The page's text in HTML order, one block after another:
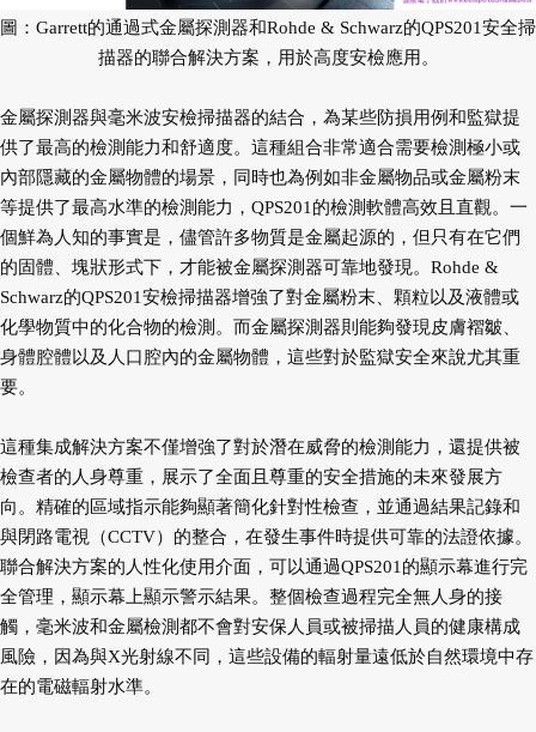
圖：Garrett的通過式金屬探測器和Rohde & Schwarz的QPS201安全掃
描器的聯合解決方案，用於高度安檢應用。
金屬探測器與毫米波安檢掃描器的結合，為某些防損用例和監獄提
供了最高的檢測能力和舒適度。這種組合非常適合需要檢測極小或
內部隱藏的金屬物體的場景，同時也為例如非金屬物品或金屬粉末
等提供了最高水準的檢測能力，QPS201的檢測軟體高效且直觀。一
個鮮為人知的事實是，儘管許多物質是金屬起源的，但只有在它們
的固體、塊狀形式下，才能被金屬探測器可靠地發現。Rohde &
Schwarz的QPS201安檢掃描器增強了對金屬粉末、顆粒以及液體或
化學物質中的化合物的檢測。而金屬探測器則能夠發現皮膚褶皺、
身體腔體以及人口腔內的金屬物體，這些對於監獄安全來說尤其重
要。
這種集成解決方案不僅增強了對於潛在威脅的檢測能力，還提供被
檢查者的人身尊重，展示了全面且尊重的安全措施的未來發展方
向。精確的區域指示能夠顯著簡化針對性檢查，並通過結果記錄和
與閉路電視（CCTV）的整合，在發生事件時提供可靠的法證依據。
聯合解決方案的人性化使用介面，可以通過QPS201的顯示幕進行完
全管理，顯示幕上顯示警示結果。整個檢查過程完全無人身的接
觸，毫米波和金屬檢測都不會對安保人員或被掃描人員的健康構成
風險，因為與X光射線不同，這些設備的輻射量遠低於自然環境中存
在的電磁輻射水準。